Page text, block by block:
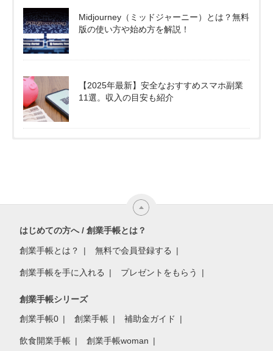
Midjourney（ミッドジャーニー）とは？無料
版の使い方や始め方を解説！
【2025年最新】安全なおすすめスマホ副業
11選。収入の目安も紹介
はじめての方へ / 創業手帳とは？
創業手帳とは？ 無料で会員登録する
創業手帳を手に入れる プレゼントをもらう
創業手帳シリーズ
創業手帳0 創業手帳 補助金ガイド
飲食開業手帳 創業手帳woman